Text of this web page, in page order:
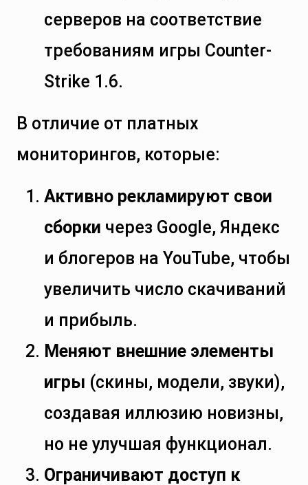
серверов на соответствие
требованиям игры Counter-
Strike 1.6.
В отличие от платных
мониторингов, которые:
Активно рекламируют свои
сборки через Google, Яндекс
и блогеров на YouTube, чтобы
увеличить число скачиваний
и прибыль.
Меняют внешние элементы
игры (скины, модели, звуки),
создавая иллюзию новизны,
но не улучшая функционал.
Ограничивают доступ к